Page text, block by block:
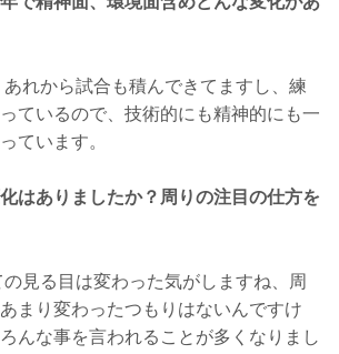
れから試合も積んできてますし、練
ているので、技術的にも精神的にも一
ています。
はありましたか？周りの注目の仕方を
見る目は変わった気がしますね、周
まり変わったつもりはないんですけ
んな事を言われることが多くなりまし